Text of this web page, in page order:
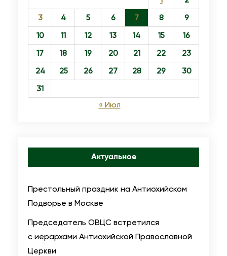
3
4 5 6 7 8
9
10
11 12 13 14 15
16
17
18 19 20 21 22
23
24
25 26 27 28 29
30
31
« Июл
Актуальное
Престольный праздник на Антиохийском
Подворье в Москве
Председатель ОВЦС встретился
с иерархами Антиохийской Православной
Церкви